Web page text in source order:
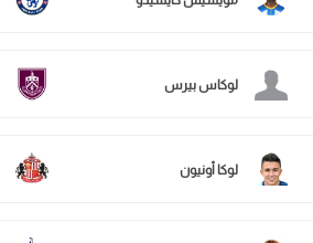
لوكاس بيرس
لوكا أونيون